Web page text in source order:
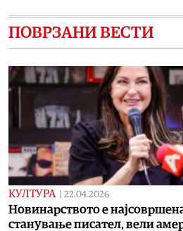
ПОВРЗАНИ ВЕСТИ
КУЛТУРА | 22.04.2026
Новинарството е
станување писател, вели